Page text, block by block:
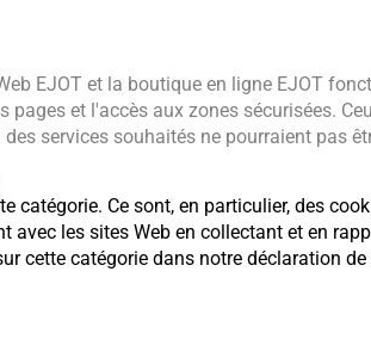
cast versions which offers the
direct injection molding.
EJOT et la boutique en ligne EJOT
et l'accès aux zones sécurisées.
services souhaités ne pourraient pas
catégorie. Ce sont, en particulier, des
les sites Web en collectant et en
cette catégorie dans notre déclaration